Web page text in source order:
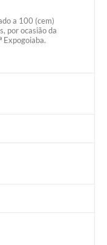
a 100 (cem)
por ocasião da
Expogoiaba.